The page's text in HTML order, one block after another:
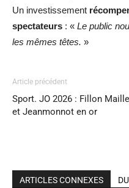
Un investissement
spectateurs : « Le public
les mêmes têtes. »
Article précédent
Sport. JO 2026 : Fillon
et Jeanmonnot en or
ARTICLES CONNEXES